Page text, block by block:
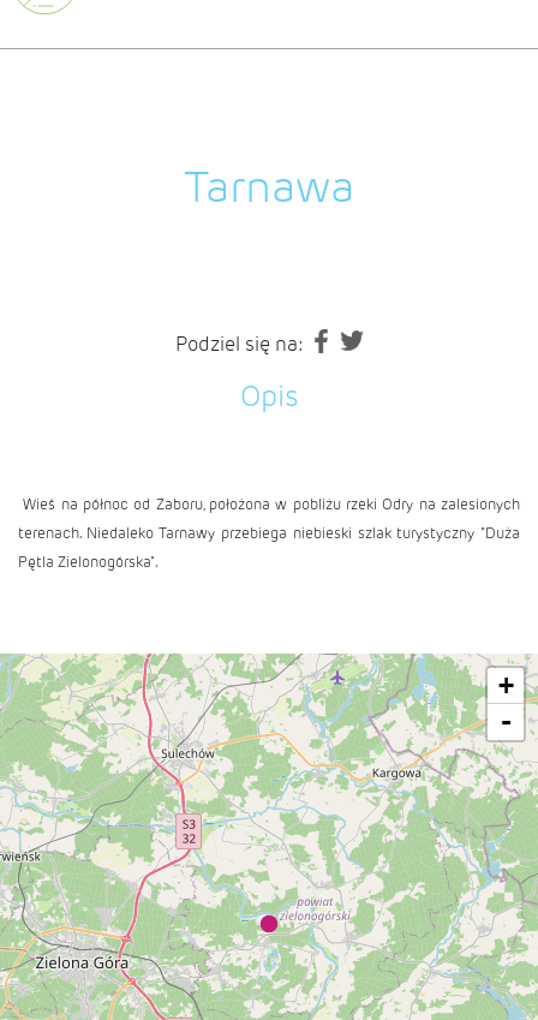
Tarnawa
Podziel się na:
Opis
Wieś na północ od Zaboru, położona w pobliżu rzeki Odry na zalesionych
terenach. Niedaleko Tarnawy przebiega niebieski szlak turystyczny "Duża
Pętla Zielonogórska".
+
-